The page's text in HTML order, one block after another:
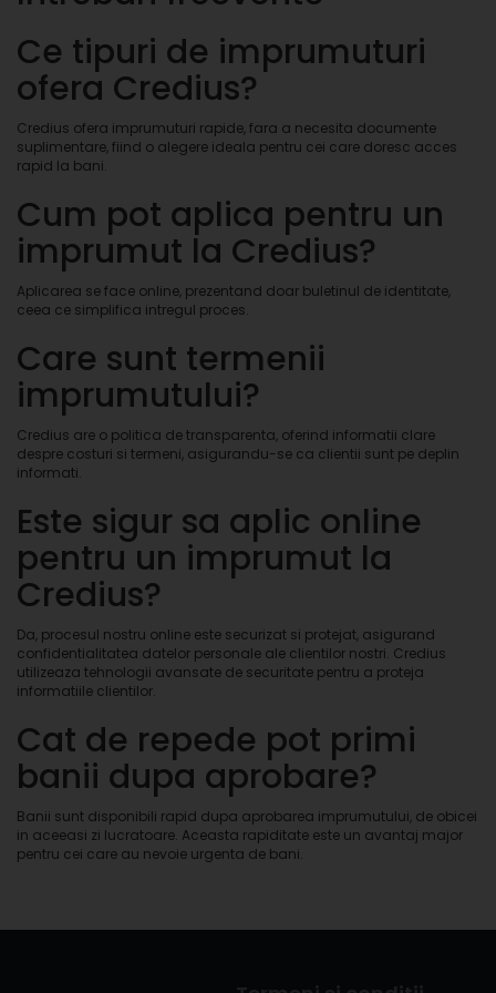
Ce tipuri de imprumuturi
ofera Credius?
Credius ofera imprumuturi rapide, fara a necesita documente
suplimentare, fiind o alegere ideala pentru cei care doresc acces
rapid la bani.
Cum pot aplica pentru un
imprumut la Credius?
Aplicarea se face online, prezentand doar buletinul de identitate,
ceea ce simplifica intregul proces.
Care sunt termenii
imprumutului?
Credius are o politica de transparenta, oferind informatii clare
despre costuri si termeni, asigurandu-se ca clientii sunt pe deplin
informati.
Este sigur sa aplic online
pentru un imprumut la
Credius?
Da, procesul nostru online este securizat si protejat, asigurand
confidentialitatea datelor personale ale clientilor nostri. Credius
utilizeaza tehnologii avansate de securitate pentru a proteja
informatiile clientilor.
Cat de repede pot primi
banii dupa aprobare?
Banii sunt disponibili rapid dupa aprobarea imprumutului, de obicei
in aceeasi zi lucratoare. Aceasta rapiditate este un avantaj major
pentru cei care au nevoie urgenta de bani.